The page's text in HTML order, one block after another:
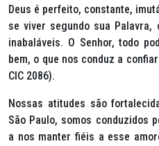
Deus é perfeito, constante,
se viver segundo sua Palavra,
inabaláveis. O Senhor, todo
bem, o que nos conduz a
CIC 2086).
Nossas atitudes são
São Paulo, somos conduzidos
a nos manter fiéis a esse